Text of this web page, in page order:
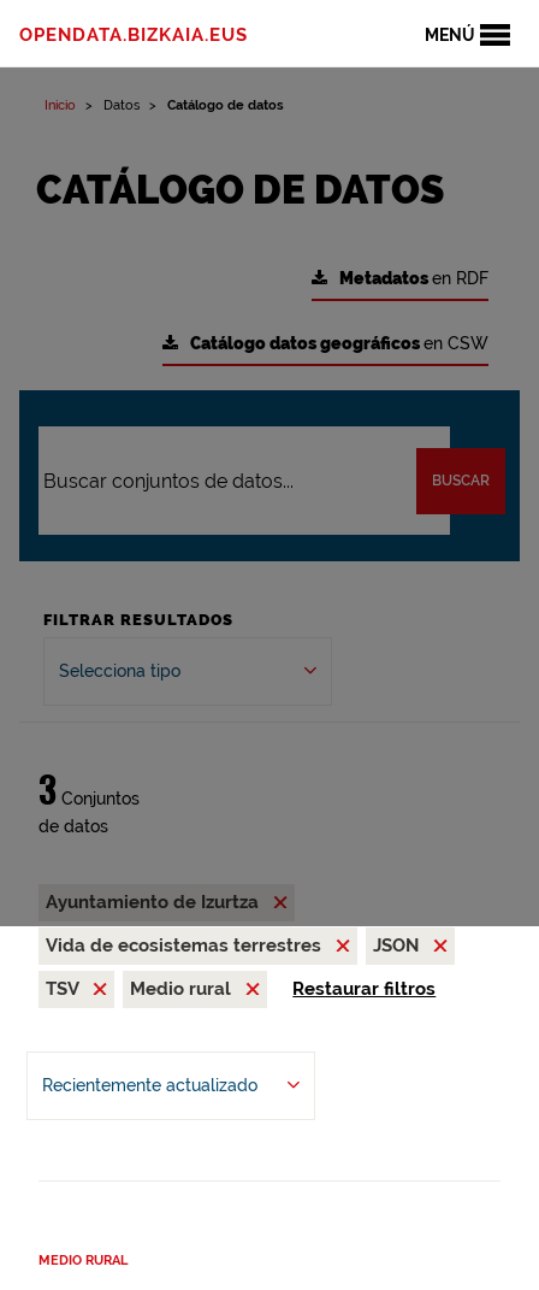
MENÚ
OPENDATA.BIZKAIA.EUS
Inicio Datos Catálogo de datos
CATÁLOGO DE DATOS
Metadatosen RDF
Catálogo datos geográficosen CSW
BUSCAR
FILTRAR RESULTADOS
Selecciona tipo
3 Conjuntos
de datos
Ayuntamiento de Izurtza
Vida de ecosistemas terrestres
JSON
TSV
Medio rural Restaurar filtros
Recientemente actualizado
MEDIO RURAL